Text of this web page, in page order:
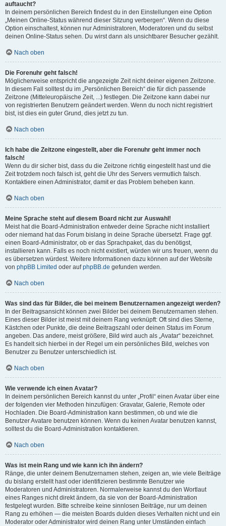
auftaucht?
In deinem persönlichen Bereich findest du in den Einstellungen eine Option
„Meinen Online-Status während dieser Sitzung verbergen“. Wenn du diese
Option einschaltest, können nur Administratoren, Moderatoren und du selbst
deinen Online-Status sehen. Du wirst dann als unsichtbarer Besucher gezählt.
Nach oben
Die Forenuhr geht falsch!
Möglicherweise entspricht die angezeigte Zeit nicht deiner eigenen Zeitzone.
In diesem Fall solltest du im „Persönlichen Bereich“ die für dich passende
Zeitzone (Mitteleuropäische Zeit, ...) festlegen. Die Zeitzone kann dabei nur
von registrierten Benutzern geändert werden. Wenn du noch nicht registriert
bist, ist dies ein guter Grund, dies jetzt zu tun.
Nach oben
Ich habe die Zeitzone eingestellt, aber die Forenuhr geht immer noch
falsch!
Wenn du dir sicher bist, dass du die Zeitzone richtig eingestellt hast und die
Zeit trotzdem noch falsch ist, geht die Uhr des Servers vermutlich falsch.
Kontaktiere einen Administrator, damit er das Problem beheben kann.
Nach oben
Meine Sprache steht auf diesem Board nicht zur Auswahl!
Meist hat die Board-Administration entweder deine Sprache nicht installiert
oder niemand hat das Forum bislang in deine Sprache übersetzt. Frage ggf.
einen Board-Administrator, ob er das Sprachpaket, das du benötigst,
installieren kann. Falls es noch nicht existiert, würden wir uns freuen, wenn du
es übersetzen würdest. Weitere Informationen dazu können auf der Website
von phpBB Limited oder aufphpBB.de gefunden werden.
Nach oben
Was sind das für Bilder, die bei meinem Benutzernamen angezeigt werden?
In der Beitragsansicht können zwei Bilder bei deinem Benutzernamen stehen.
Eines dieser Bilder ist meist mit deinem Rang verknüpft: Oft sind dies Sterne,
Kästchen oder Punkte, die deine Beitragszahl oder deinen Status im Forum
angeben. Das andere, meist größere, Bild wird auch als „Avatar“ bezeichnet.
Es handelt sich hierbei in der Regel um ein persönliches Bild, welches von
Benutzer zu Benutzer unterschiedlich ist.
Nach oben
Wie verwende ich einen Avatar?
In deinem persönlichen Bereich kannst du unter „Profil“ einen Avatar über eine
der folgenden vier Methoden hinzufügen: Gravatar, Galerie, Remote oder
Hochladen. Die Board-Administration kann bestimmen, ob und wie die
Benutzer Avatare benutzen können. Wenn du keinen Avatar benutzen kannst,
solltest du die Board-Administration kontaktieren.
Nach oben
Was ist mein Rang und wie kann ich ihn ändern?
Ränge, die unter deinem Benutzernamen stehen, zeigen an, wie viele Beiträge
du bislang erstellt hast oder identifizieren bestimmte Benutzer wie
Moderatoren und Administratoren. Normalerweise kannst du den Wortlaut
eines Ranges nicht direkt ändern, da sie von der Board-Administration
festgelegt wurden. Bitte schreibe keine sinnlosen Beiträge, nur um deinen
Rang zu erhöhen — die meisten Boards dulden dieses Verhalten nicht und ein
Moderator oder Administrator wird deinen Rang unter Umständen einfach